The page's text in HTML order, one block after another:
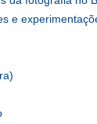
e